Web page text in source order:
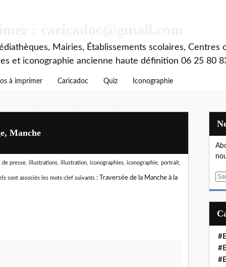
Mairies, Établissements scolaires, Centres
et iconographie ancienne haute définition 06 25 80
à imprimer Caricadoc Quiz Iconographie
Manche
presse, illustrations, illustration, iconographies, iconographie, portrait,
sont associés les mots-clef suivants : Traversée de la Manche à la
E